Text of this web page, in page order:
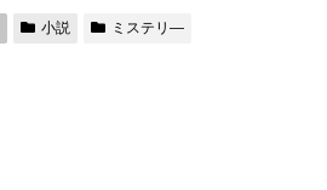
小説 ミステリ―